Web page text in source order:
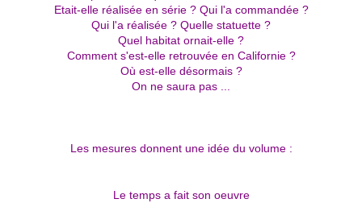
Etait-elle réalisée en série ? Qui l'a commandée ?
Qui l'a réalisée ? Quelle statuette ?
Quel habitat ornait-elle ?
Comment s'est-elle retrouvée en Californie ?
Où est-elle désormais ?
On ne saura pas ...
Les mesures donnent une idée du volume :
Le temps a fait son oeuvre